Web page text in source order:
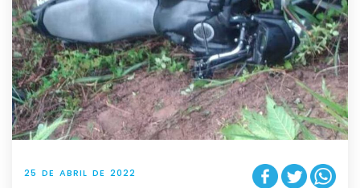
25 DE ABRIL DE 2022